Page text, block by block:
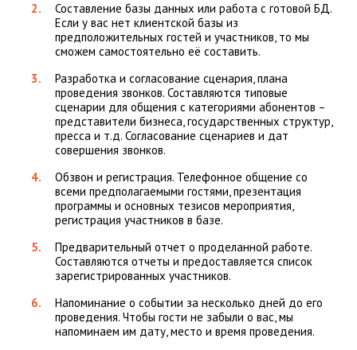
Составление базы данных или работа с готовой БД.
Если у вас нет клиентской базы из
предположительных гостей и участников, то мы
сможем самостоятельно её составить.
Разработка и согласование сценария, плана
проведения звонков. Составляются типовые
сценарии для общения с категориями абонентов –
представители бизнеса, государственных структур,
пресса и т.д. Согласование сценариев и дат
совершения звонков.
Обзвон и регистрация. Телефонное общение со
всеми предполагаемыми гостями, презентация
программы и основных тезисов мероприятия,
регистрация участников в базе.
Предварительный отчет о проделанной работе.
Составляются отчеты и предоставляется список
зарегистрированных участников.
Напоминание о событии за несколько дней до его
проведения. Чтобы гости не забыли о вас, мы
напоминаем им дату, место и время проведения.